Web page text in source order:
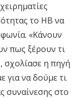
το ΗΒ να
«Κάνουν
πως ξέρουν τι
σχολίασε η πηγή
για να δούμε τι
συναίνεσης στο